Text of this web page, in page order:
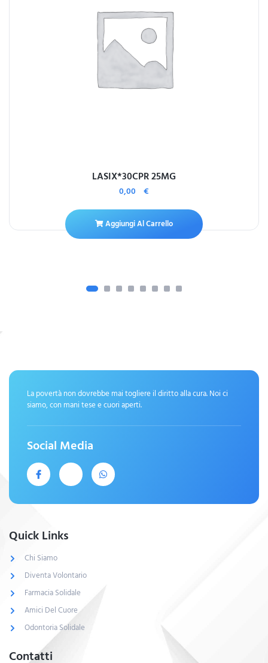
LASIX*30CPR 25MG
0,00 €
Aggiungi Al Carrello
La povertà non dovrebbe mai togliere il diritto alla cura. Noi ci
siamo, con mani tese e cuori aperti.
Social Media
Quick Links
Chi Siamo
Diventa Volontario
Farmacia Solidale
Amici Del Cuore
Odontoria Solidale
Contatti